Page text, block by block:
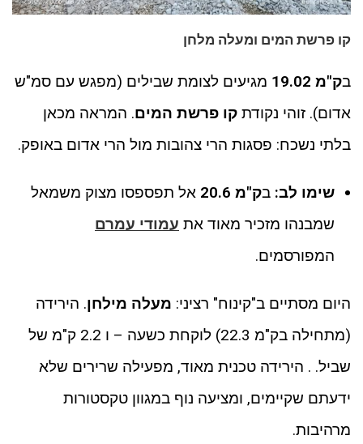
קו פרשת המים ומעלה מלחן
בק"מ 19.02
מגיעים לצומת שבילים (מפגש עם סמ"ש
אדום). זוהי נקודת קו פרשת המים. המראה מכאן
בלתי נשכח: פסגות הרי צהובות מול הרי אדום באופק.
שימו לב: בק"מ 20.6
אל תפספסו מצוק משמאל
שמבנהו מזכיר מאוד את עמודי עמרם
המפורסמים.
היום מסתיים ב"קינוח" רציני: מעלה מילחן. הירידה
(מתחילה בק"מ 22.3) לוקחת כשעה – ו 2.2 ק"מ של
שביל. . הירידה טכנית מאוד, מפעילה שרירים שלא
ידעתם שקיימים, ומציעה נוף במגוון טקסטורות
מרהיבות.